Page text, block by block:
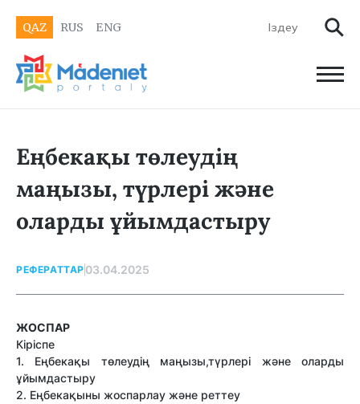
QAZ RUS ENG
Еңбекақы төлеудің
маңызы, түрлері және
оларды ұйымдастыру
РЕФЕРАТТАР 03.04.2025
ЖОСПАР
Кіріспе
1. Еңбекақы төлеудің маңызы,түрлері және оларды
ұйымдастыру
2. Еңбекақыны жоспарлау және реттеу